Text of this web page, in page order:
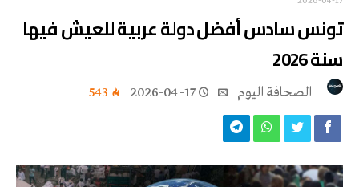
تونس سادس أفضل دولة عربية للعيش فيها
سنة 2026
2026-04-17
543